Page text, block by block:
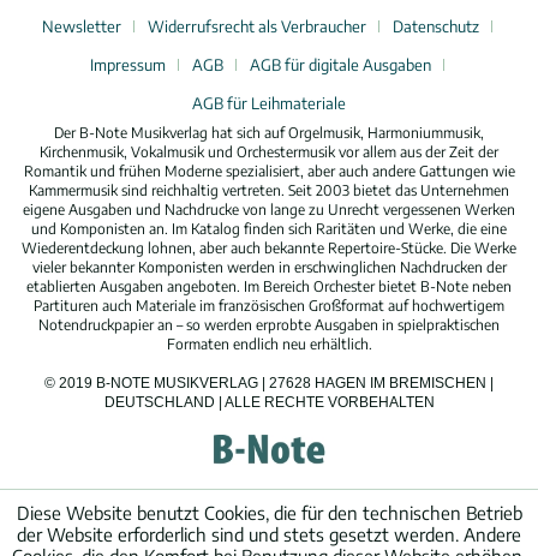
Newsletter
Widerrufsrecht als Verbraucher
Datenschutz
Impressum
AGB
AGB für digitale Ausgaben
AGB für Leihmateriale
Der B-Note Musikverlag hat sich auf Orgelmusik, Harmoniummusik,
Kirchenmusik, Vokalmusik und Orchestermusik vor allem aus der Zeit der
Romantik und frühen Moderne spezialisiert, aber auch andere Gattungen wie
Kammermusik sind reichhaltig vertreten. Seit 2003 bietet das Unternehmen
eigene Ausgaben und Nachdrucke von lange zu Unrecht vergessenen Werken
und Komponisten an. Im Katalog finden sich Raritäten und Werke, die eine
Wiederentdeckung lohnen, aber auch bekannte Repertoire-Stücke. Die Werke
vieler bekannter Komponisten werden in erschwinglichen Nachdrucken der
etablierten Ausgaben angeboten. Im Bereich Orchester bietet B-Note neben
Partituren auch Materiale im französischen Großformat auf hochwertigem
Notendruckpapier an – so werden erprobte Ausgaben in spielpraktischen
Formaten endlich neu erhältlich.
© 2019 B-NOTE MUSIKVERLAG | 27628 HAGEN IM BREMISCHEN |
DEUTSCHLAND | ALLE RECHTE VORBEHALTEN
Diese Website benutzt Cookies, die für den technischen Betrieb
der Website erforderlich sind und stets gesetzt werden. Andere